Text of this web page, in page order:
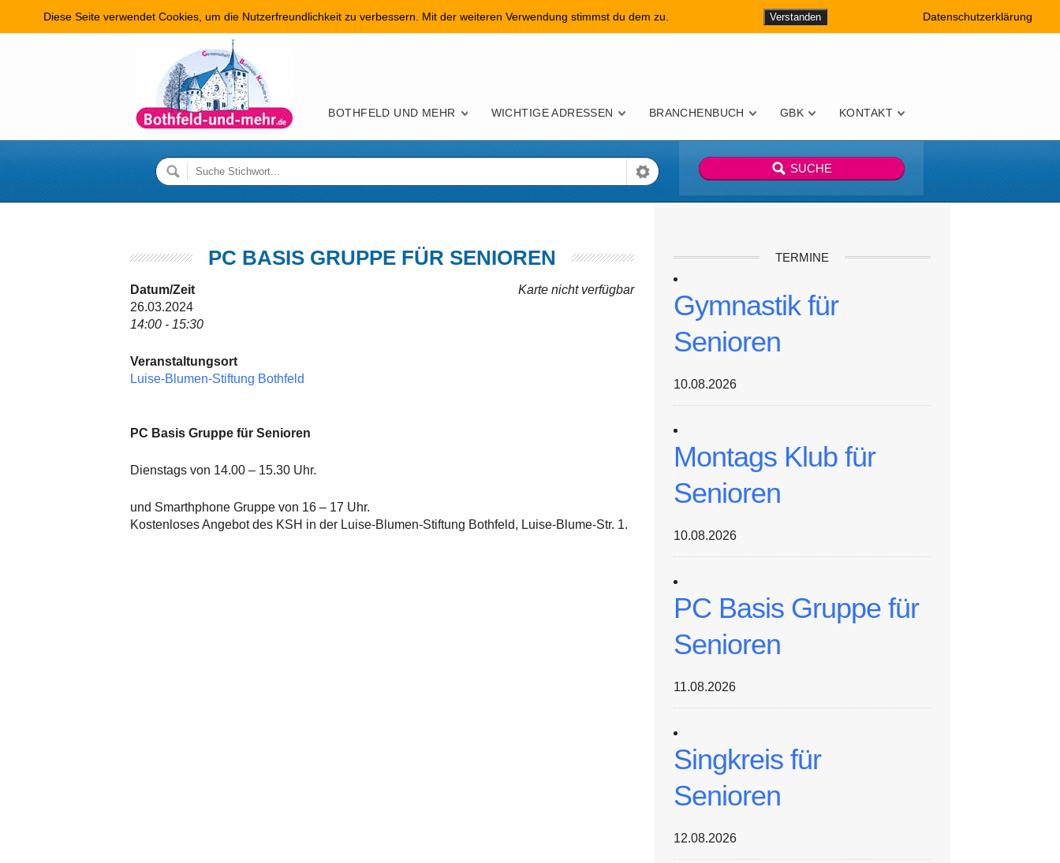
Hauptmenü
BOTHFELD UND MEHR WICHTIGE ADRESSEN BRANCHENBUCH GBK KONTAKT
PC BASIS GRUPPE FÜR SENIOREN
Karte nicht verfügbar
Datum/Zeit
26.03.2024
14:00 - 15:30
Veranstaltungsort
Luise-Blumen-Stiftung Bothfeld
PC Basis Gruppe für Senioren
Dienstags von 14.00 – 15.30 Uhr.
und Smarthphone Gruppe von 16 – 17 Uhr.
Kostenloses Angebot des KSH in der Luise-Blumen-Stiftung Bothfeld, Luise-Blume-Str. 1.
TERMINE
Gymnastik für
Senioren
10.08.2026
Montags Klub für
Senioren
10.08.2026
PC Basis Gruppe für
Senioren
11.08.2026
Singkreis für
Senioren
12.08.2026
Diese Seite verwendet Cookies, um die Nutzerfreundlichkeit zu verbessern. Mit der weiteren Verwendung stimmst du dem zu. Verstanden Datenschutzerklärung